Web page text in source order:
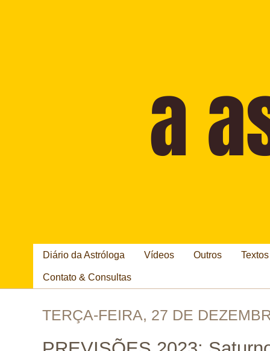
Diário da Astróloga Vídeos Outros
Contato & Consultas
TERÇA-FEIRA, 27 DE